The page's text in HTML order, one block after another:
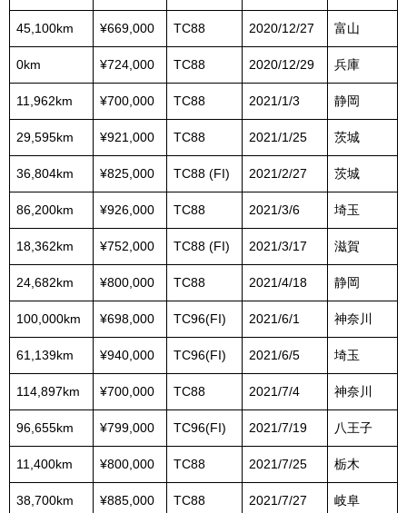
45,100km ¥669,000 TC88 2020/12/27 富山
0km ¥724,000 TC88 2020/12/29 兵庫
11,962km ¥700,000 TC88 2021/1/3 静岡
29,595km ¥921,000 TC88 2021/1/25 茨城
36,804km ¥825,000 TC88 (FI) 2021/2/27 茨城
86,200km ¥926,000 TC88 2021/3/6 埼玉
18,362km ¥752,000 TC88 (FI) 2021/3/17 滋賀
24,682km ¥800,000 TC88 2021/4/18 静岡
100,000km ¥698,000 TC96(FI) 2021/6/1 神奈川
61,139km ¥940,000 TC96(FI) 2021/6/5 埼玉
114,897km ¥700,000 TC88 2021/7/4 神奈川
96,655km ¥799,000 TC96(FI) 2021/7/19 八王子
11,400km ¥800,000 TC88 2021/7/25 栃木
38,700km ¥885,000 TC88 2021/7/27 岐阜